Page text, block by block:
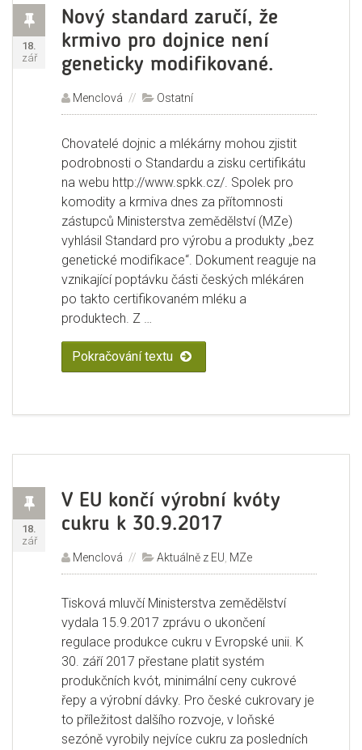
Nový standard zaručí, že
krmivo pro dojnice není
geneticky modifikované.
Příspěvek
Publikováno:
18.
zář
Autor:
Menclová Rubriky:
Ostatní
Chovatelé dojnic a mlékárny mohou zjistit
podrobnosti o Standardu a zisku certifikátu
na webu http://www.spkk.cz/. Spolek pro
komodity a krmiva dnes za přítomnosti
zástupců Ministerstva zemědělství (MZe)
vyhlásil Standard pro výrobu a produkty „bez
genetické modifikace“. Dokument reaguje na
vznikající poptávku části českých mlékáren
po takto certifikovaném mléku a
produktech. Z …
Pokračování textu „Nový standard zaručí, že
V EU končí výrobní kvóty
cukru k 30.9.2017
Příspěvek
Publikováno:
18.
zář
Autor:
Menclová Rubriky:
Aktuálně z EU MZe
Tisková mluvčí Ministerstva zemědělství
vydala 15.9.2017 zprávu o ukončení
regulace produkce cukru v Evropské unii. K
30. září 2017 přestane platit systém
produkčních kvót, minimální ceny cukrové
řepy a výrobní dávky. Pro české cukrovary je
to příležitost dalšího rozvoje, v loňské
sezóně vyrobily nejvíce cukru za posledních